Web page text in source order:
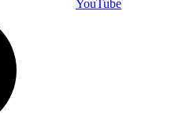
YouTube